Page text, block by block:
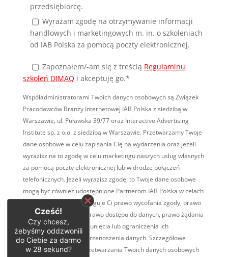
przedsiębiorcę.
Wyrażam zgodę na otrzymywanie informacji
handlowych i marketingowych m. in. o szkoleniach
od IAB Polska za pomocą poczty elektronicznej.
Zapoznałem/-am się z treścią Regulaminu
szkoleń DIMAQ i akceptuję go.*
Współadministratorami Twoich danych osobowych są Związek
Pracodawców Branży Internetowej IAB Polska z siedzibą w
Warszawie, ul. Puławska 39/77 oraz Interactive Advertising
Institute sp. z o.o. z siedzibą w Warszawie. Przetwarzamy Twoje
dane osobowe w celu zapisania Cię na wydarzenia oraz jeżeli
wyrazisz na to zgodę w celu marketingu naszych usług własnych
za pomocą poczty elektronicznej lub w drodze połączeń
telefonicznych. Jeżeli wyrazisz zgodę, to Twoje dane osobowe
mogą być również udostępnione Partnerom IAB Polska w celach
marketingowych. Przysługuje Ci prawo wycofania zgody, prawo
wniesienia sprzeciwu, prawo dostępu do danych, prawo żądania
ich sprostowania, ich usunięcia lub ograniczenia ich
przetwarzania, prawo przenoszenia danych. Szczegółowe
informacje na temat przetwarzania Twoich danych osobowych
Cześć!
Czy chcesz,
żebyśmy oddzwonili
do Ciebie za darmo
w 28 sekund?